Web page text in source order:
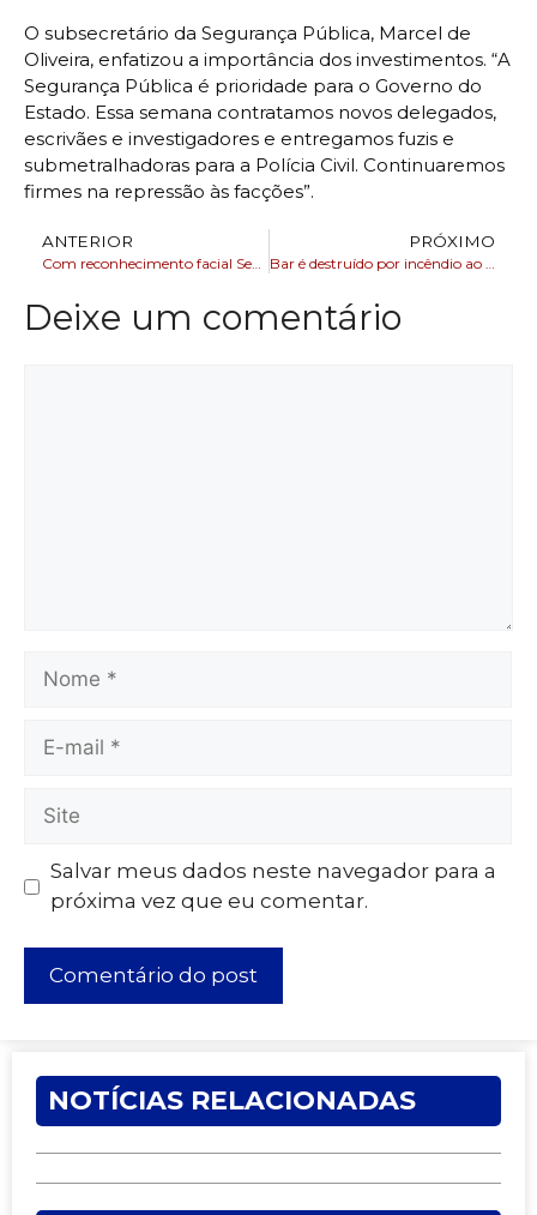
O subsecretário da Segurança Pública, Marcel de
Oliveira, enfatizou a importância dos investimentos. “A
Segurança Pública é prioridade para o Governo do
Estado. Essa semana contratamos novos delegados,
escrivães e investigadores e entregamos fuzis e
submetralhadoras para a Polícia Civil. Continuaremos
firmes na repressão às facções”.
ANTERIOR
Com reconhecimento facial Secretaria de Segurança Pública atinge marca de 1.750 foragidos alcançados
PRÓXIMO
Bar é destruído por incêndio ao lado estádio Carneirão
Deixe um comentário
Salvar meus dados neste navegador para a
próxima vez que eu comentar.
NOTÍCIAS RELACIONADAS